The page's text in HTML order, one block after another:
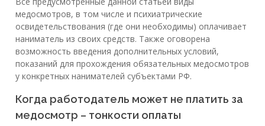
медосмотров, в том числе и психиатрические
освидетельствования (где они необходимы) оплачивает
наниматель из своих средств. Также оговорена
возможность введения дополнительных условий,
показаний для прохождения обязательных медосмотров
у конкретных нанимателей субъектами РФ.
Когда работодатель может не платить за
медосмотр – тонкости оплаты